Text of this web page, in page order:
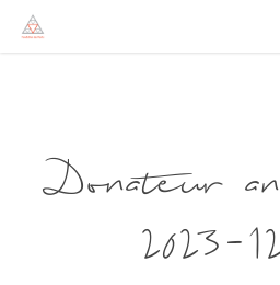
Donateur
2023-